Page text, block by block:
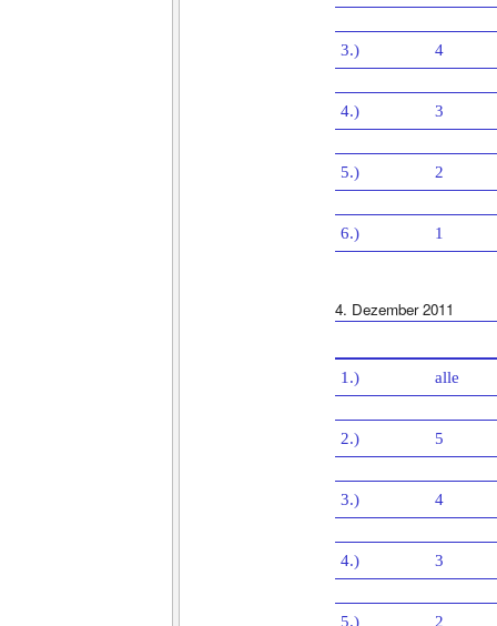
3.) 4
4.) 3
5.) 2
6.) 1
4. Dezember 2011
1.) alle
2.) 5
3.) 4
4.) 3
5.) 2